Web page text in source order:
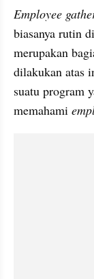
Employee
biasanya rutin
merupakan
dilakukan atas
suatu program
memahami